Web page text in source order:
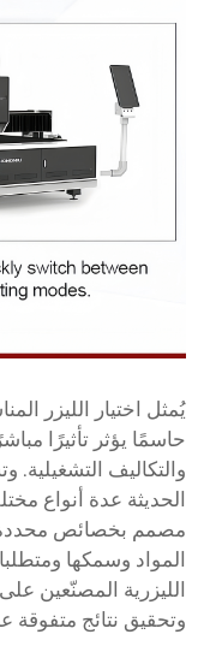
يُمثل اختيار الليزر
حاسمًا يؤثر تأثيرًا
والتكاليف التشغيلية.
الحديثة عدة أنواع
مصمم بخصائص محددة
المواد وسمكها
الليزرية المصنّعين
وتحقيق نتائج متفوقة